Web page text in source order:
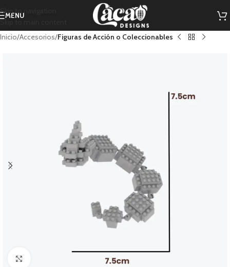
Skip to navigation
Skip to main content
MENU
Inicio Accesorios Figuras de Acción o Coleccionables